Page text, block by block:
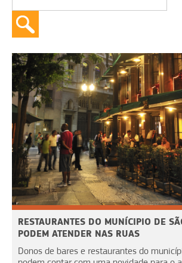
RESTAURANTES DO MUNÍCIPIO DE
PODEM ATENDER NAS RUAS
Donos de bares e restaurantes do